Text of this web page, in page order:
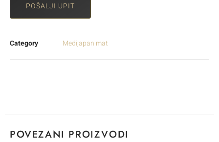
POŠALJI UPIT
Category Medijapan mat
POVEZANI PROIZVODI